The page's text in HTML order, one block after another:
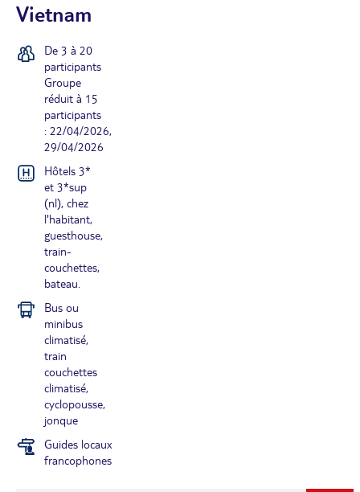
Vietnam
De 3 à 20
participants
Groupe
réduit à 15
participants
: 22/04/2026,
29/04/2026
Hôtels 3*
et 3*sup
(nl), chez
l'habitant,
guesthouse,
train-
couchettes,
bateau.
Bus ou
minibus
climatisé,
train
couchettes
climatisé,
cyclopousse,
jonque
Guides locaux
francophones